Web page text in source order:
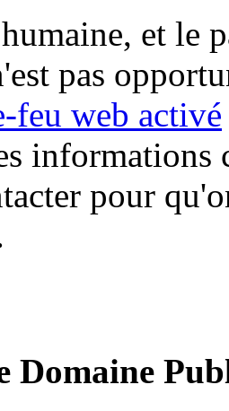
et le
pas
feu web activé
informations
pour
Domaine